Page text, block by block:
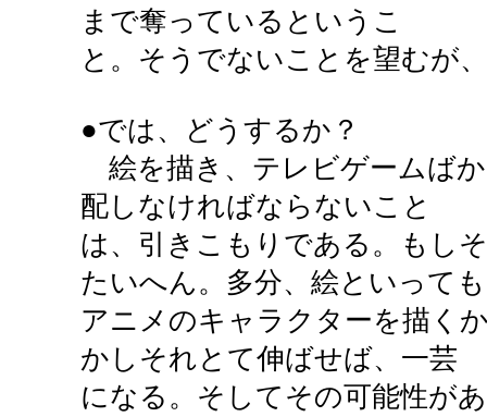
まで奪っているというこ
と。そうでないことを望むが
●では、どうするか？
絵を描き、テレビゲームば
配しなければならないこと
は、引きこもりである。もし
たいへん。多分、絵といって
アニメのキャラクターを描く
かしそれとて伸ばせば、一芸
になる。そしてその可能性が